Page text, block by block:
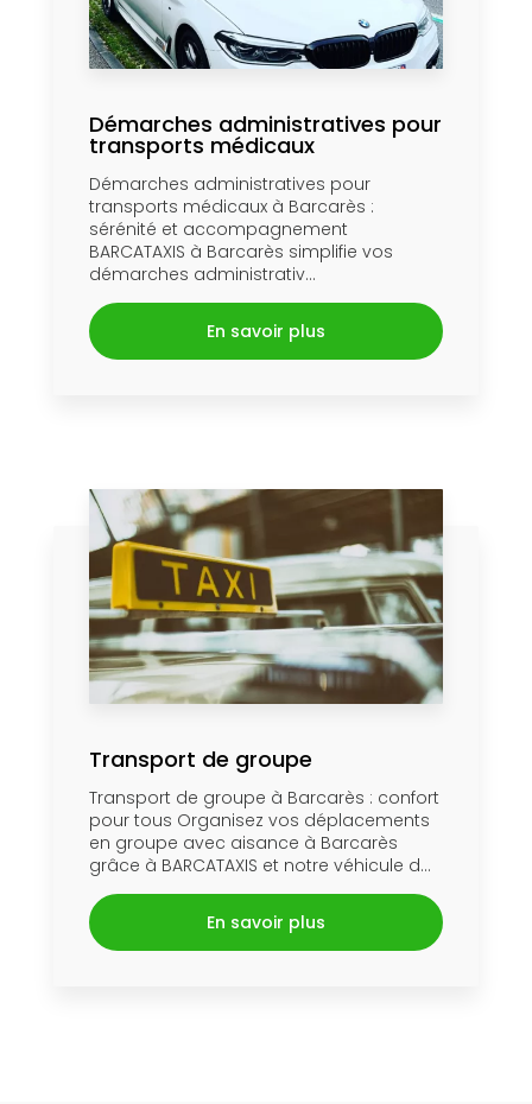
Démarches administratives pour
transports médicaux
Démarches administratives pour
transports médicaux à Barcarès :
sérénité et accompagnement
BARCATAXIS à Barcarès simplifie vos
démarches administrativ...
En savoir plus
Transport de groupe
Transport de groupe à Barcarès : confort
pour tous Organisez vos déplacements
en groupe avec aisance à Barcarès
grâce à BARCATAXIS et notre véhicule d...
En savoir plus